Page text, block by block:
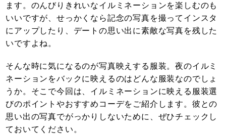
ます。のんびりきれいなイルミネーションを楽しむのも
いいですが、せっかくなら記念の写真を撮ってインスタ
にアップしたり、デートの思い出に素敵な写真を残した
いですよね。
そんな時に気になるのが写真映えする服装。夜のイルミ
ネーションをバックに映えるのはどんな服装なのでしょ
うか。そこで今回は、イルミネーションに映える服装選
びのポイントやおすすめコーデをご紹介します。彼との
思い出の写真でがっかりしないために、ぜひチェックし
ておいてください。